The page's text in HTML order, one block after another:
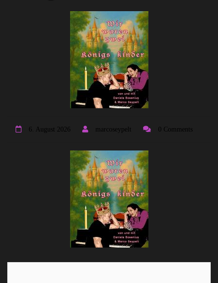
6. August 2026 marcoseypelt 0 Comments